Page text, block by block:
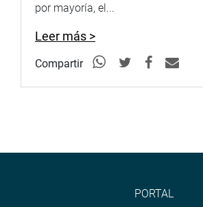
por mayoría, el...
Leer más >
Compartir
PORTAL